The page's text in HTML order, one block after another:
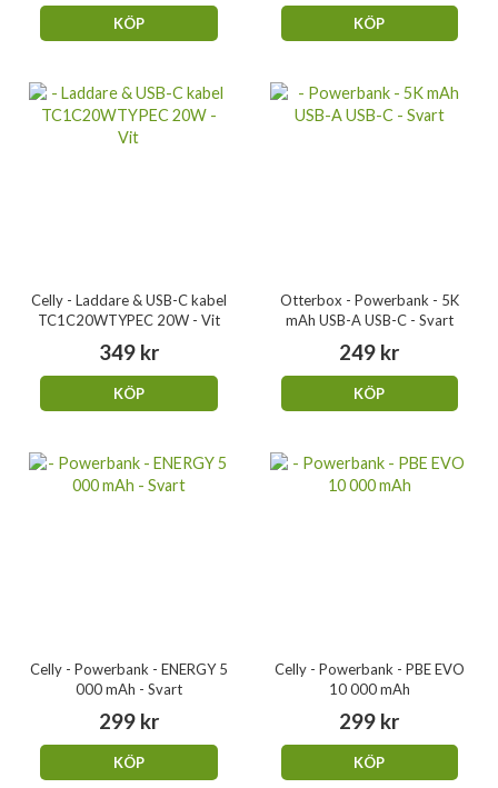
KÖP KÖP
Celly - Laddare & USB-C kabel
TC1C20WTYPEC 20W - Vit
349 kr
KÖP
Otterbox - Powerbank - 5K
mAh USB-A USB-C - Svart
249 kr
KÖP
Celly - Powerbank - ENERGY 5
000 mAh - Svart
299 kr
KÖP
Celly - Powerbank - PBE EVO
10 000 mAh
299 kr
KÖP